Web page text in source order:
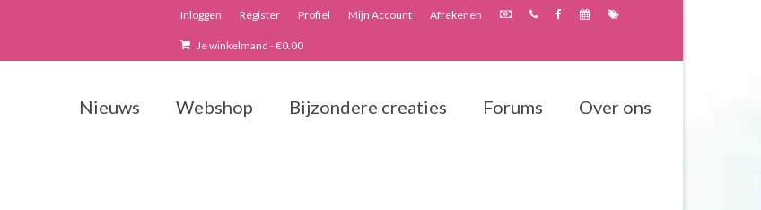
Inloggen Register Profiel Mijn Account Afrekenen
Je winkelmand -€0.00
Nieuws Webshop Bijzondere creaties Forums Over ons